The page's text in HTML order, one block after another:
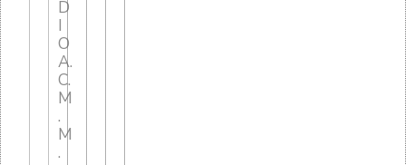
D
I
O
A.
C.
M
.
M
.